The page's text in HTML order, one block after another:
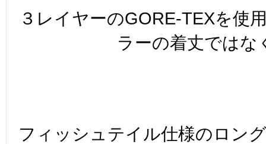
３レイヤーのGORE-TEXを使
ラーの着丈ではな
フィッシュテイル仕様のロン